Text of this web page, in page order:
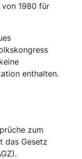
1980 für
enthalten.
zum
das Gesetz